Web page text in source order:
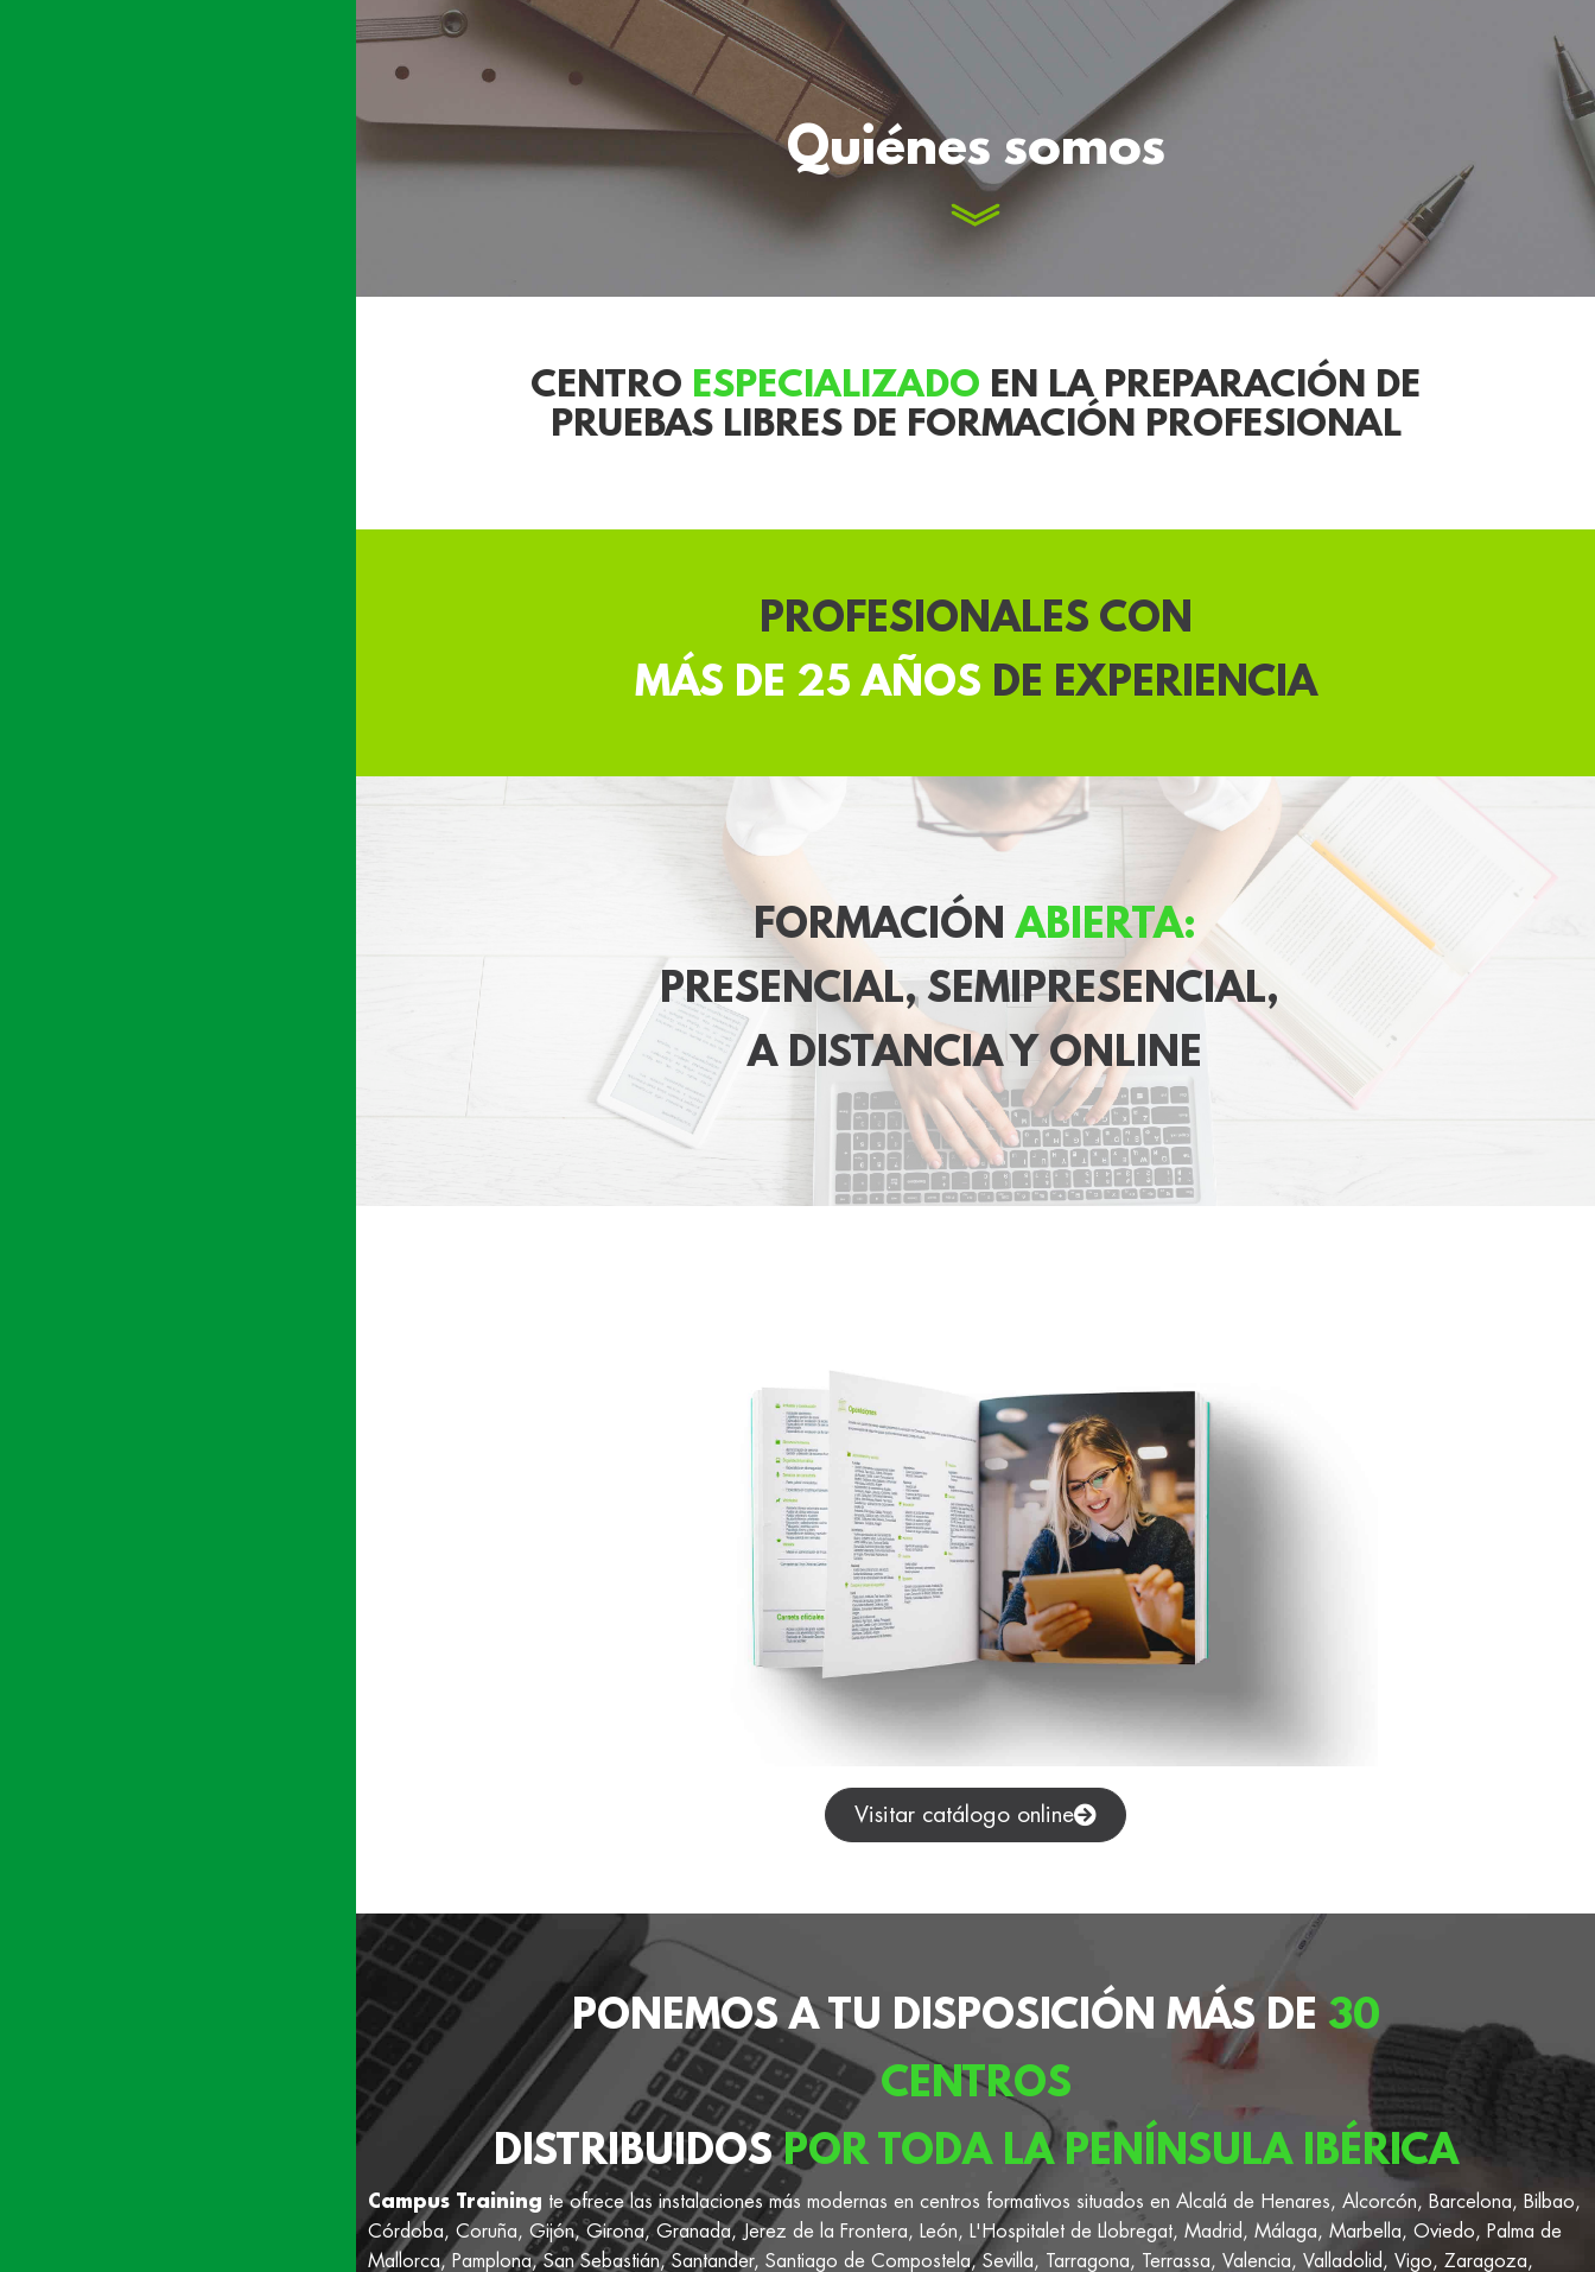
Quiénes somos
CENTRO ESPECIALIZADO EN LA PREPARACIÓN DE
PRUEBAS LIBRES DE FORMACIÓN PROFESIONAL
PROFESIONALES CON
MÁS DE 25 AÑOS DE EXPERIENCIA
FORMACIÓNABIERTA:
PRESENCIAL, SEMIPRESENCIAL,
A DISTANCIA Y ONLINE
Visitar catálogo online
PONEMOS A TU DISPOSICIÓN MÁS DE 30
CENTROS
DISTRIBUIDOSPOR TODA LA PENÍNSULA IBÉRICA
Campus Training te ofrece las instalaciones más modernas en centros formativos situados en Alcalá de Henares, Alcorcón, Barcelona, Bilbao,
Córdoba, Coruña, Gijón, Girona, Granada, Jerez de la Frontera, León, L'Hospitalet de Llobregat, Madrid, Málaga, Marbella, Oviedo, Palma de
Mallorca, Pamplona, San Sebastián, Santander, Santiago de Compostela, Sevilla, Tarragona, Terrassa, Valencia, Valladolid, Vigo, Zaragoza,